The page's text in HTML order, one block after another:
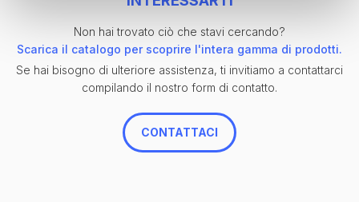
Non hai trovato ciò che stavi cercando?
Scarica il catalogo per scoprire l'intera gamma di prodotti.
Se hai bisogno di ulteriore assistenza, ti invitiamo a contattarci
compilando il nostro form di contatto.
CONTATTACI